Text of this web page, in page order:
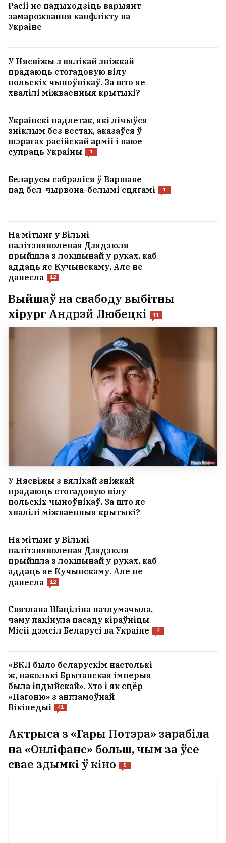
Расіі не падыходзіць варыянт
замарожвання канфлікту ва
Украіне
У Нясвіжы з вялікай зніжкай
прадаюць стогадовую вілу
польскіх чыноўнікаў. За што яе
хвалілі міжваенныя крытыкі?
Украінскі падлетак, які лічыўся
зніклым без вестак, аказаўся ў
шэрагах расійскай арміі і ваюе
супраць Украіны
1
Беларусы сабраліся ў Варшаве
пад бел-чырвона-белымі сцягамі
1
На мітынг у Вільні
палітзняволеная Дзядзюля
прыйшла з локшынай у руках, каб
аддаць яе Кучынскаму. Але не
данесла
12
Выйшаў на свабоду выбітны
хірург Андрэй Любецкі
11
У Нясвіжы з вялікай зніжкай
прадаюць стогадовую вілу
польскіх чыноўнікаў. За што яе
хвалілі міжваенныя крытыкі?
На мітынг у Вільні
палітзняволеная Дзядзюля
прыйшла з локшынай у руках, каб
аддаць яе Кучынскаму. Але не
данесла
12
Святлана Шаціліна патлумачыла,
чаму пакінула пасаду кіраўніцы
Місіі дэмсіл Беларусі ва Украіне
4
«ВКЛ было беларускім настолькі
ж, наколькі Брытанская імперыя
была індыйскай». Хто і як сцёр
«Пагоню» з англамоўнай
Вікіпедыі
41
Актрыса з «Гары Потэра» зарабіла
на «Онліфанс» больш, чым за ўсе
свае здымкі ў кіно
5